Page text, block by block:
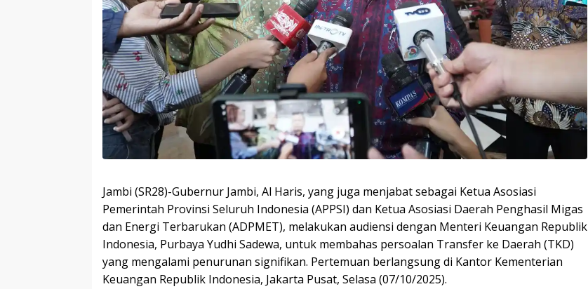
Jambi (SR28)-Gubernur Jambi, Al Haris, yang juga menjabat sebagai Ketua Asosiasi
Pemerintah Provinsi Seluruh Indonesia (APPSI) dan Ketua Asosiasi Daerah Penghasil Migas
dan Energi Terbarukan (ADPMET), melakukan audiensi dengan Menteri Keuangan Republik
Indonesia, Purbaya Yudhi Sadewa, untuk membahas persoalan Transfer ke Daerah (TKD)
yang mengalami penurunan signifikan. Pertemuan berlangsung di Kantor Kementerian
Keuangan Republik Indonesia, Jakarta Pusat, Selasa (07/10/2025).